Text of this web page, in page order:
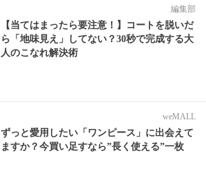
編集部
【当てはまったら要注意！】コートを脱いだ
ら「地味見え」してない？30秒で完成する大
人のこなれ解決術
weMALL
ずっと愛用したい「ワンピース」に出会えて
ますか？今買い足すなら”長く使える”一枚